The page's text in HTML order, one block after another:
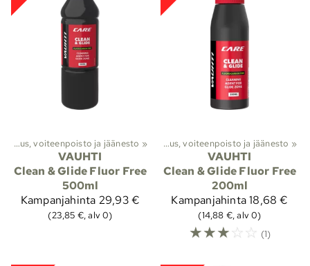
Puhdistus, voiteenpoisto ja jäänesto ‪»
VAUHTI
Clean & Glide Fluor Free
500ml
Kampanjahinta 29,93 €
(23,85 €, alv 0)
‪»Suksivoiteet ja suksihuolto‪» Puhdistus, voiteenpoisto ja jäänesto ‪»
VAUHTI
Clean & Glide Fluor Free
200ml
Kampanjahinta18,68 €
(14,88 €, alv 0)
☆☆☆☆ ☆ (1)